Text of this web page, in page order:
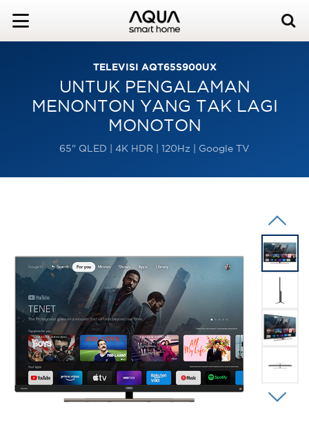
TELEVISI AQT65S900UX
UNTUK PENGALAMAN
MENONTON YANG TAK LAGI
MONOTON
65" QLED | 4K HDR | 120Hz | Google TV